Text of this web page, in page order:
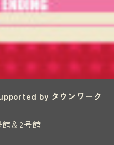
by タウンワーク
＆2号館